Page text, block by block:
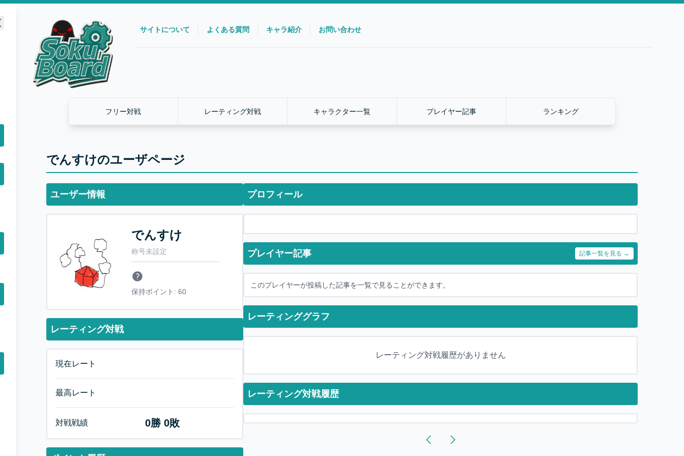
サイトについて よくある質問 キャラ紹介 お問い合わせ
フリー対戦 レーティング対戦 キャラクター一覧 プレイヤー記事 ランキング
でんすけのユーザページ
ユーザー情報
でんすけ
称号未設定
保持ポイント: 60
レーティング対戦
現在レート
最高レート
対戦戦績 0勝 0敗
プロフィール
プレイヤー記事 記事一覧を見る →
このプレイヤーが投稿した記事を一覧で見ることができます。
レーティンググラフ
レーティング対戦履歴がありません
レーティング対戦履歴